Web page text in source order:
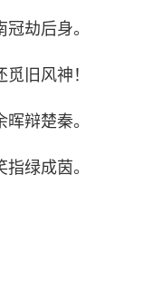
劫后身。
旧风神！
辩楚秦。
绿成茵。